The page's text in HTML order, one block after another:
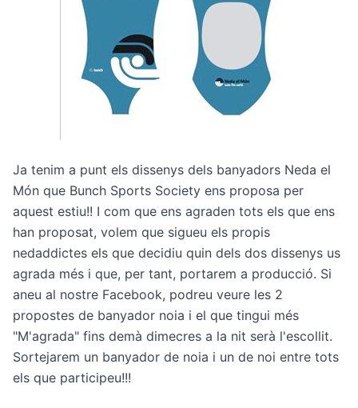
Ja tenim a punt els dissenys dels banyadors Neda el
Món que Bunch Sports Society ens proposa per
aquest estiu!! I com que ens agraden tots els que ens
han proposat, volem que sigueu els propis
nedaddictes els que decidiu quin dels dos dissenys us
agrada més i que, per tant, portarem a producció. Si
aneu al nostre Facebook, podreu veure les 2
propostes de banyador noia i el que tingui més
"M'agrada" fins demà dimecres a la nit serà l'escollit.
Sortejarem un banyador de noia i un de noi entre tots
els que participeu!!!